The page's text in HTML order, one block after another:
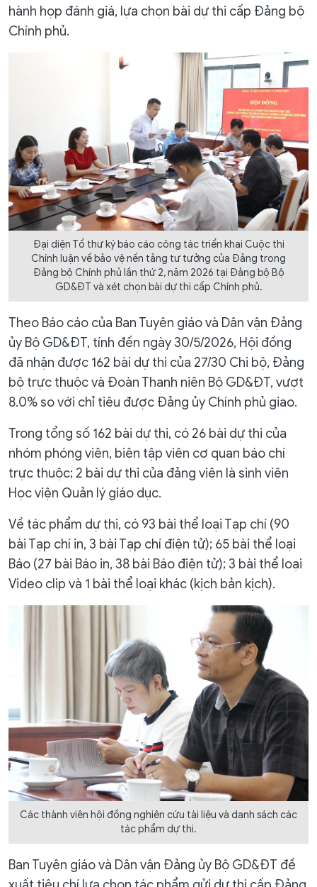
hành họp đánh giá, lựa chọn bài dự thi cấp Đảng bộ
Chính phủ.
Đại diện Tổ thư ký báo cáo công tác triển khai Cuộc thi
Chính luận về bảo vệ nền tảng tư tưởng của Đảng trong
Đảng bộ Chính phủ lần thứ 2, năm 2026 tại Đảng bộ Bộ
GD&ĐT và xét chọn bài dự thi cấp Chính phủ.
Theo Báo cáo của Ban Tuyên giáo và Dân vận Đảng
ủy Bộ GD&ĐT, tính đến ngày 30/5/2026, Hội đồng
đã nhận được 162 bài dự thi của 27/30 Chi bộ, Đảng
bộ trực thuộc và Đoàn Thanh niên Bộ GD&ĐT, vượt
8.0% so với chỉ tiêu được Đảng ủy Chính phủ giao.
Trong tổng số 162 bài dự thi, có 26 bài dự thi của
nhóm phóng viên, biên tập viên cơ quan báo chí
trực thuộc; 2 bài dự thi của đảng viên là sinh viên
Học viện Quản lý giáo dục.
Về tác phẩm dự thi, có 93 bài thể loại Tạp chí (90
bài Tạp chí in, 3 bài Tạp chí điện tử); 65 bài thể loại
Báo (27 bài Báo in, 38 bài Báo điện tử); 3 bài thể loại
Video clip và 1 bài thể loại khác (kịch bản kịch).
Các thành viên hội đồng nghiên cứu tài liệu và danh sách các
tác phẩm dự thi.
Ban Tuyên giáo và Dân vận Đảng ủy Bộ GD&ĐT đề